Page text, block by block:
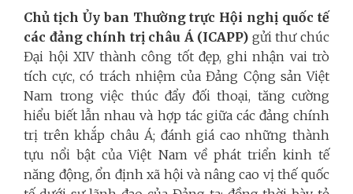
Chủ tịch Ủy ban Thường trực Hội nghị quốc tế
các đảng chính trị châu Á (ICAPP) gửi thư chúc
Đại hội XIV thành công tốt đẹp, ghi nhận vai trò
tích cực, có trách nhiệm của Đảng Cộng sản Việt
Nam trong việc thúc đẩy đối thoại, tăng cường
hiểu biết lẫn nhau và hợp tác giữa các đảng chính
trị trên khắp châu Á; đánh giá cao những thành
tựu nổi bật của Việt Nam về phát triển kinh tế
năng động, ổn định xã hội và nâng cao vị thế quốc